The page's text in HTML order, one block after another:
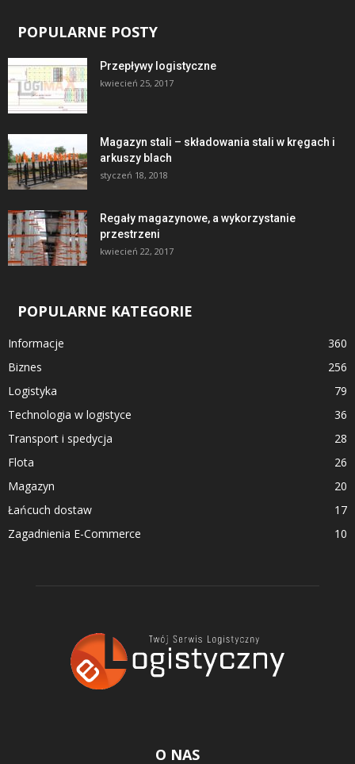
POPULARNE POSTY
Przepływy logistyczne
kwiecień 25, 2017
Magazyn stali – składowania stali w kręgach i
arkuszy blach
styczeń 18, 2018
Regały magazynowe, a wykorzystanie
przestrzeni
kwiecień 22, 2017
POPULARNE KATEGORIE
Informacje
360
Biznes
256
Logistyka
79
Technologia w logistyce
36
Transport i spedycja
28
Flota
26
Magazyn
20
Łańcuch dostaw
17
Zagadnienia E-Commerce
10
O NAS